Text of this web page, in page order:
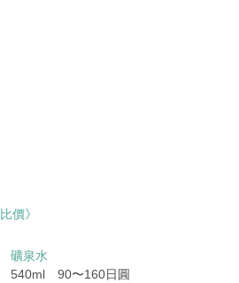
價》
礦泉水
540ml 90〜160日圓